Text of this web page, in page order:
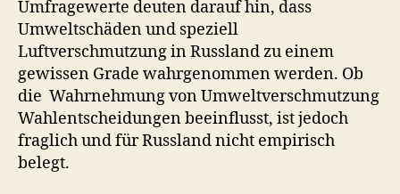
Umfragewerte deuten darauf hin, dass
Umweltschäden und speziell
Luftverschmutzung in Russland zu einem
gewissen Grade wahrgenommen werden. Ob
die Wahrnehmung von Umweltverschmutzung
Wahlentscheidungen beeinflusst, ist jedoch
fraglich und für Russland nicht empirisch
belegt.